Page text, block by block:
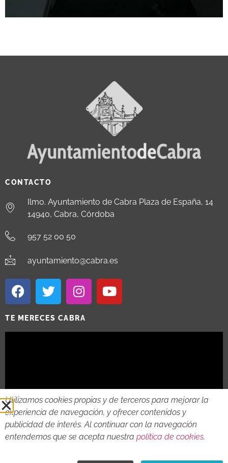
CONTACTO
Ilmo. Ayuntamiento de Cabra Plaza de España, 14
14940, Cabra, Córdoba
957 52 00 50
ayuntamiento@cabra.es
TE MERECES CABRA
2018 - 2026 © AYTO DE CABRA AVISO LEGAL
Utilizamos cookies propias y de terceros para mejorar la
experiencia de navegación, y ofrecer contenidos y
publicidad de interés. Al continuar con la navegación
entendemos que se acepta nuestra política de cookies.